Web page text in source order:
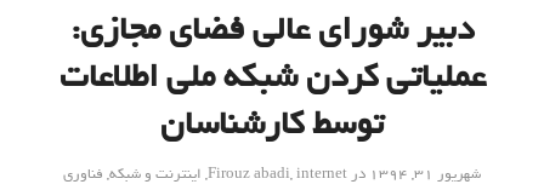
دبیر شورای عالی فضای مجازی:
عملیاتی کردن شبکه ملی اطلاعات
توسط کارشناسان
شهریور ۳۱, ۱۳۹۴ در Firouz abadi,internet
, اینترنت و شبکه, فناوری